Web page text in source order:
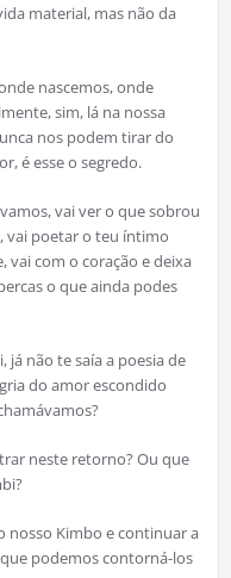
material, mas não da
nascemos, onde
sim, lá na nossa
nos podem tirar do
é esse o segredo.
vai ver o que sobrou
vai poetar o teu íntimo
vai com o coração e deixa
o que ainda podes
já não te saía a poesia de
do amor escondido
neste retorno? Ou que
nosso Kimbo e continuar a
podemos contorná-los